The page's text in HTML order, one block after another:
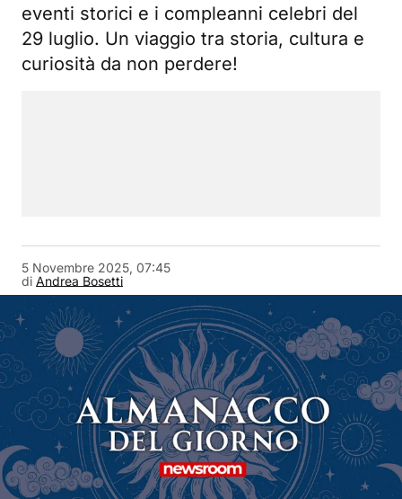
eventi storici e i compleanni celebri del
29 luglio. Un viaggio tra storia, cultura e
curiosità da non perdere!
di Andrea Bosetti
5 Novembre 2025, 07:45